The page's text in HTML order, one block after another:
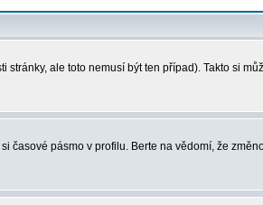
stránky, ale toto nemusí být ten případ). Takto si
časové pásmo v profilu. Berte na vědomí, že